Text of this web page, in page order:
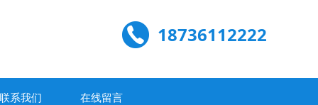
18736112222
联系我们 在线留言